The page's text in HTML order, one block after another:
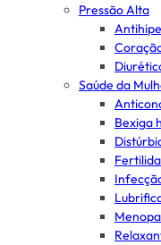
Pressão Alta
Saúde da
Bexiga